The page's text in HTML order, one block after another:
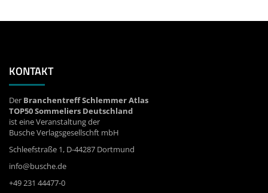
KONTAKT
Der Branchentreff Schlemmer Atlas
TOP50 Sommeliers Deutschland
ist eine Veranstaltung der
Busche Verlagsgesellschft mbH
Schleefstraße 1, D-44287 Dortmund
info@busche.de
+49 231 44477-0